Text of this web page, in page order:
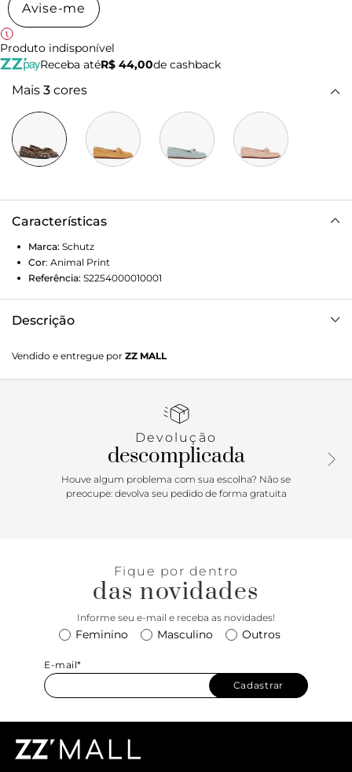
Avise-me
Produto indisponível
Receba atéR$ 44,00de cashback
Mais 3 cores
Características
Marca: Schutz
Cor: Animal Print
Referência: S2254000010001
Descrição
costura aparente no cabedal, detalhe de la o na parte
superior e aplica o de ilh s dourados ao redor.
Vendido e entregue por ZZ MALL
Devolução
descomplicada
Houve algum problema com sua escolha? Não se
preocupe: devolva seu pedido de forma gratuita
Fique por dentro
das novidades
Informe seu e-mail e receba as novidades!
Feminino Masculino Outros
E-mail*
Cadastrar